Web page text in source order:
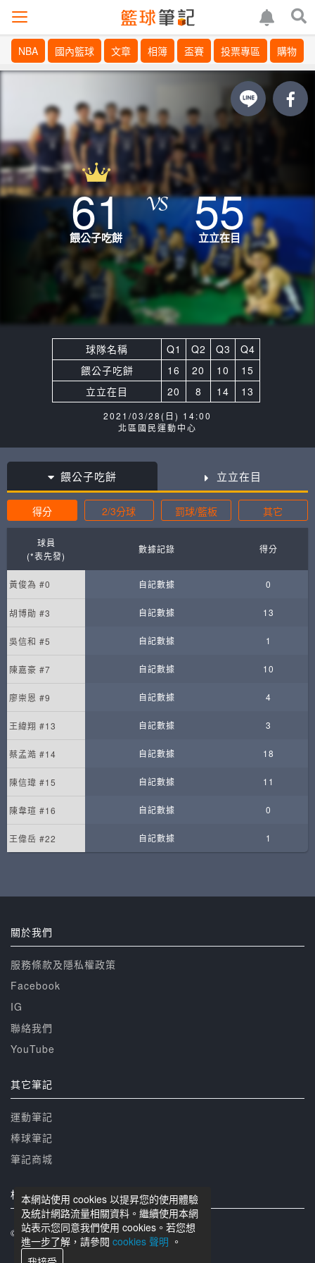
NBA 國內籃球 文章 相簿 盃賽 投票專區 購物
61
餵公子吃餅 55
立立在目
球隊名稱 Q1 Q2 Q3
Q4
餵公子吃餅
16 20 10
15
立立在目
20 8 14 13
2021/03/28(日) 14:00
北區國民運動中心
餵公子吃餅 立立在目
得分 2/3分球 罰球/籃板 其它
球員
(*表先發)
數據記錄 得分
黃俊為 #0 自記數據 0
胡博勛 #3 自記數據 13
吳信和 #5 自記數據 1
陳嘉豪 #7 自記數據 10
廖崇恩 #9 自記數據 4
王緯翔 #13 自記數據 3
蔡孟澔 #14 自記數據 18
陳信瑋 #15 自記數據 11
陳韋瑄 #16 自記數據 0
王偉岳 #22 自記數據 1
本網站使用 cookies 以提昇您的使用體驗
及統計網路流量相關資料。繼續使用本網
站表示您同意我們使用 cookies。若您想
進一步了解，請參閱 cookies 聲明 。
關於我們
服務條款及隱私權政策
Facebook
IG
聯絡我們
YouTube
其它筆記
運動筆記
棒球筆記
筆記商城
相關網站
© 籃球筆記 版權所有